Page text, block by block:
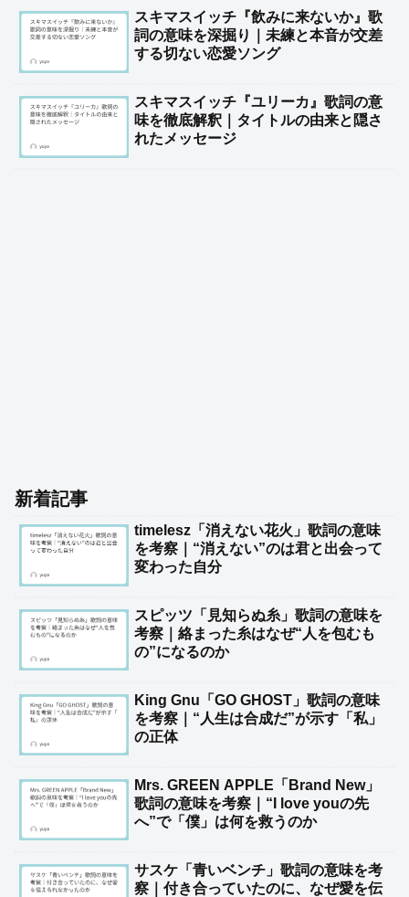
スキマスイッチ『飲みに来ないか』歌
詞の意味を深掘り｜未練と本音が交差
する切ない恋愛ソング
スキマスイッチ『ユリーカ』歌詞の意
味を徹底解釈｜タイトルの由来と隠さ
れたメッセージ
新着記事
timelesz「消えない花火」歌詞の意味
を考察｜“消えない”のは君と出会って
変わった自分
スピッツ「見知らぬ糸」歌詞の意味を
考察｜絡まった糸はなぜ“人を包むも
の”になるのか
King Gnu「GO GHOST」歌詞の意味
を考察｜“人生は合成だ”が示す「私」
の正体
Mrs. GREEN APPLE「Brand New」
歌詞の意味を考察｜“I love youの先
へ”で「僕」は何を救うのか
サスケ「青いベンチ」歌詞の意味を考
察｜付き合っていたのに、なぜ愛を伝